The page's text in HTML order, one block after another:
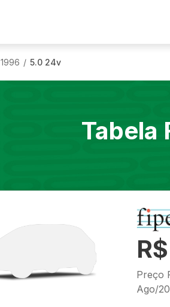
1996 / 5.0 24v
Tabela
Preço
Ago/